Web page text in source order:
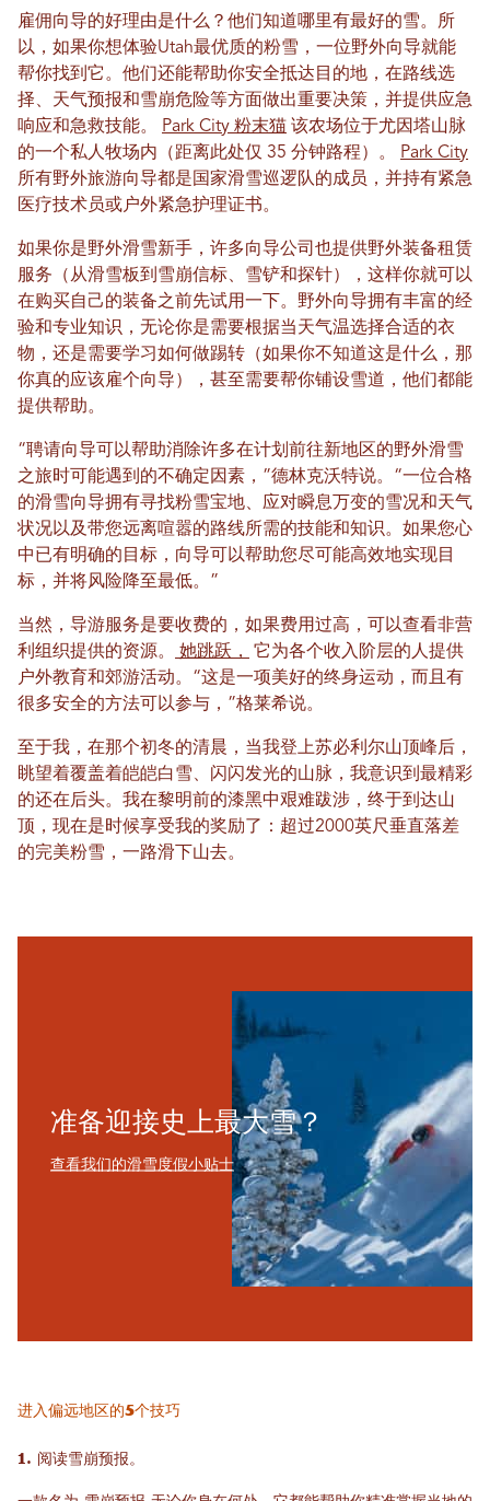
雇佣向导的好理由是什么？他们知道哪里有最好的雪。所
以，如果你想体验Utah最优质的粉雪，一位野外向导就能
帮你找到它。他们还能帮助你安全抵达目的地，在路线选
择、天气预报和雪崩危险等方面做出重要决策，并提供应急
响应和急救技能。
Park City 粉末猫 该农场位于尤因塔山脉
的一个私人牧场内（距离此处仅 35 分钟路程）。
Park City
所有野外旅游向导都是国家滑雪巡逻队的成员，并持有紧急
医疗技术员或户外紧急护理证书。
如果你是野外滑雪新手，许多向导公司也提供野外装备租赁
服务（从滑雪板到雪崩信标、雪铲和探针），这样你就可以
在购买自己的装备之前先试用一下。野外向导拥有丰富的经
验和专业知识，无论你是需要根据当天气温选择合适的衣
物，还是需要学习如何做踢转（如果你不知道这是什么，那
你真的应该雇个向导），甚至需要帮你铺设雪道，他们都能
提供帮助。
“聘请向导可以帮助消除许多在计划前往新地区的野外滑雪
之旅时可能遇到的不确定因素，”德林克沃特说。“一位合格
的滑雪向导拥有寻找粉雪宝地、应对瞬息万变的雪况和天气
状况以及带您远离喧嚣的路线所需的技能和知识。如果您心
中已有明确的目标，向导可以帮助您尽可能高效地实现目
标，并将风险降至最低。”
当然，导游服务是要收费的，如果费用过高，可以查看非营
利组织提供的资源。
她跳跃，
它为各个收入阶层的人提供
户外教育和郊游活动。“这是一项美好的终身运动，而且有
很多安全的方法可以参与，”格莱希说。
至于我，在那个初冬的清晨，当我登上苏必利尔山顶峰后，
眺望着覆盖着皑皑白雪、闪闪发光的山脉，我意识到最精彩
的还在后头。我在黎明前的漆黑中艰难跋涉，终于到达山
顶，现在是时候享受我的奖励了：超过2000英尺垂直落差
的完美粉雪，一路滑下山去。
准备迎接史上最大雪？
查看我们的滑雪度假小贴士
进入偏远地区的5个技巧
1. 阅读雪崩预报。